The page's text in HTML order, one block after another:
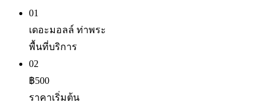
01
เดอะมอลล์ ท่าพระ
พื้นที่บริการ
02
฿500
ราคาเริ่มต้น